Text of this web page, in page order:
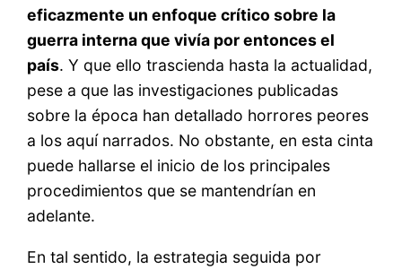
eficazmente un enfoque crítico sobre la
guerra interna que vivía por entonces el
país. Y que ello trascienda hasta la actualidad,
pese a que las investigaciones publicadas
sobre la época han detallado horrores peores
a los aquí narrados. No obstante, en esta cinta
puede hallarse el inicio de los principales
procedimientos que se mantendrían en
adelante.
En tal sentido, la estrategia seguida por